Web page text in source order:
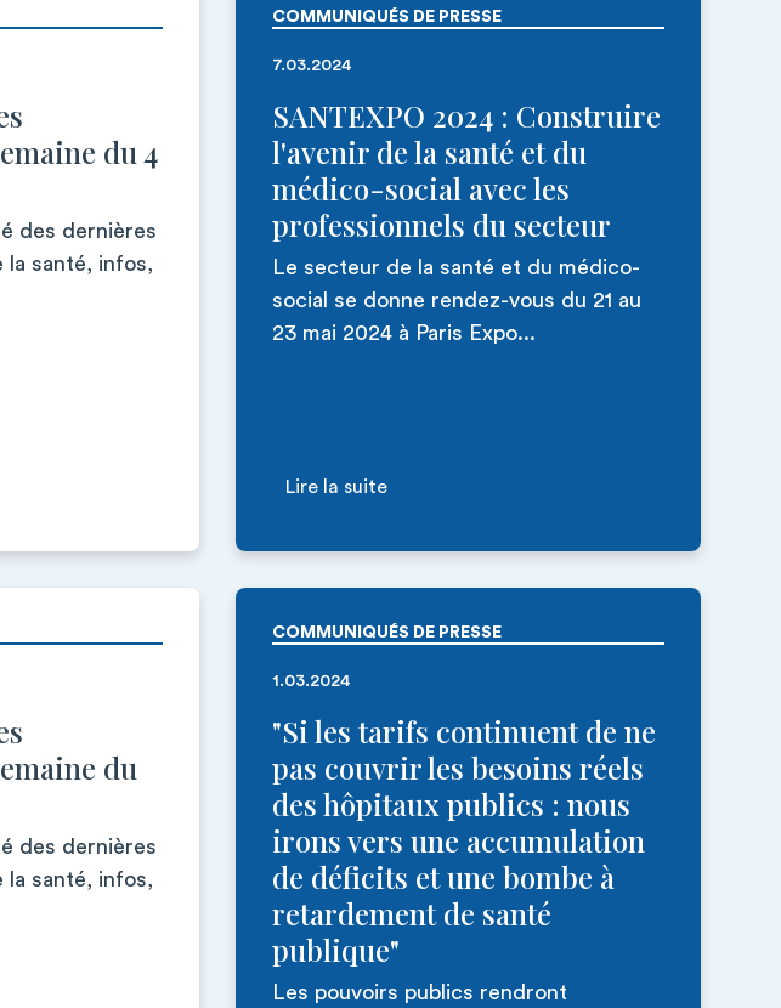
du 4
des dernières
la santé, infos,
COMMUNIQUÉS DE PRESSE
7.03.2024
SANTEXPO 2024 : Construire
l'avenir de la santé et du
médico-social avec les
professionnels du secteur
Le secteur de la santé et du médico-
social se donne rendez-vous du 21 au
23 mai 2024 à Paris Expo...
Lire la suite
du
des dernières
la santé, infos,
COMMUNIQUÉS DE PRESSE
1.03.2024
"Si les tarifs continuent de ne
pas couvrir les besoins réels
des hôpitaux publics : nous
irons vers une accumulation
de déficits et une bombe à
retardement de santé
publique"
Les pouvoirs publics rendront